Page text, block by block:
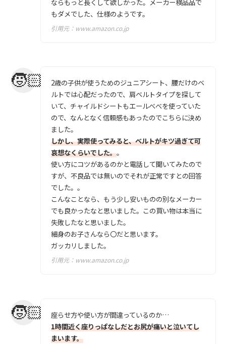
ならもっと長くして欲しかった。メーカー検品品で
もダメでした、仕様のようです。
引用元： www.amazon.co.jp
2歳の子供が使うためのジュニアシート、腰だけのベ
ルトでは心配だったので、肩ベルトタイプを探して
いて、チャイルドシートもエールべべを使っていた
ので、なんとなく信頼感もあったのでこちらに決め
ました。
しかし、実際使ってみると、ベルトがキツ過ぎて可
哀想なくらいでした。。
使い方にコツがあるのかと電話して聞いてみたので
すが、不良品では無いのでそれが正常ですとの回答
でした。。
こんなことなら、もう少し安いものの別なメーカー
でも良かったなと思いました。この買い物は本当に
失敗したなと思いました。
細身のお子さんなら〇だと思います。
ガッカリしました。
引用元： www.amazon.co.jp
座らせ方や使い方が間違っているのか…
1時間近く座りっぱなしだとお尻が痛いと泣いてし
まいます。